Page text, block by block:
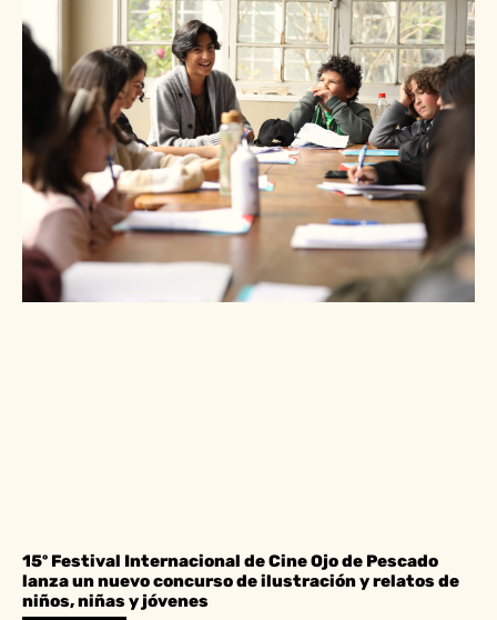
15º Festival Internacional de Cine Ojo de Pescado
lanza un nuevo concurso de ilustración y relatos de
niños, niñas y jóvenes